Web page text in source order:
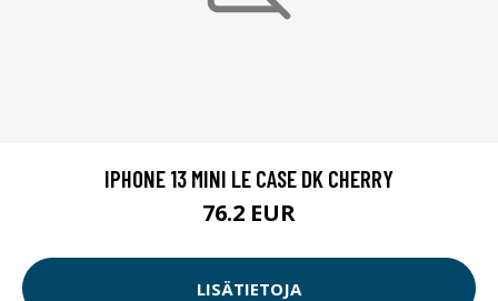
IPHONE 13 MINI LE CASE DK CHERRY
76.2 EUR
LISÄTIETOJA